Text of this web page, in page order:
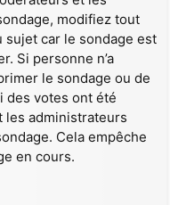
modifiez tout
sujet car le sondage est
Si personne n’a
le sondage ou de
des votes ont été
les administrateurs
Cela empêche
en cours.